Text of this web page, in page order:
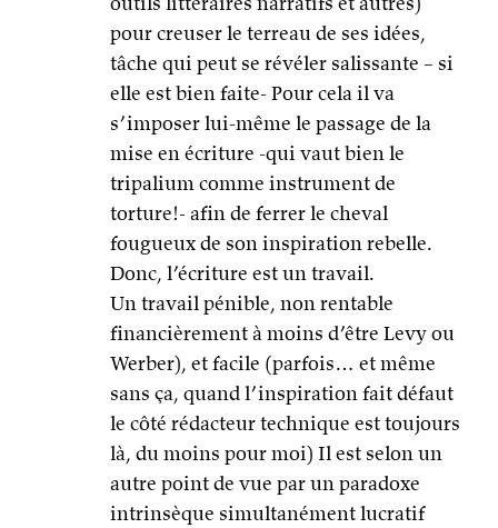
pour creuser le terreau de ses idées,
tâche qui peut se révéler salissante – si
elle est bien faite- Pour cela il va
s’imposer lui-même le passage de la
mise en écriture -qui vaut bien le
tripalium comme instrument de
torture!- afin de ferrer le cheval
fougueux de son inspiration rebelle.
Donc, l’écriture est un travail.
Un travail pénible, non rentable
financièrement à moins d’être Levy ou
Werber), et facile (parfois… et même
sans ça, quand l’inspiration fait défaut
le côté rédacteur technique est toujours
là, du moins pour moi) Il est selon un
autre point de vue par un paradoxe
intrinsèque simultanément lucratif